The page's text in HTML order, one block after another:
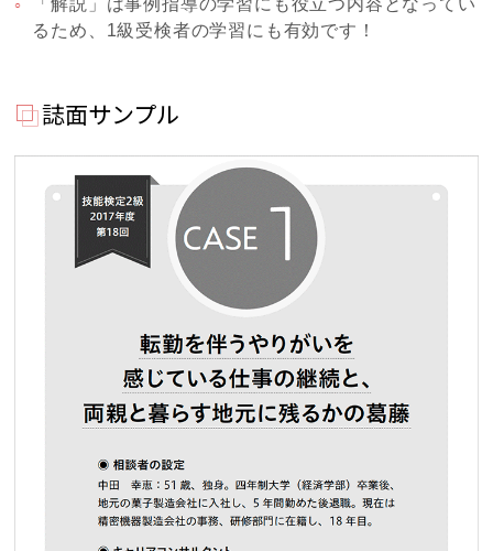
「解説」は事例指導の学習にも役立つ内容となってい
るため、1級受検者の学習にも有効です！
誌面サンプル